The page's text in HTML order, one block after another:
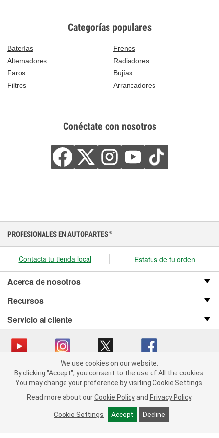
Categorías populares
Baterías
Frenos
Alternadores
Radiadores
Faros
Bujías
Filtros
Arrancadores
Conéctate con nosotros
We use cookies on our website. By clicking "Accept", you consent
to the use of All the cookies.
You may change your preference by visiting Cookie Settings.
Read more about our Cookie Policy and Privacy Policy.
Cookie Settings Accept Decline
PROFESIONALES EN AUTOPARTES ®
Contacta tu tienda local Estatus de tu orden
Acerca de nosotros
Recursos
Servicio al cliente
Copyright © 2008-2026 O’Reilly Auto Parts v OST_3.2.0.0.729 (3) cv1361
catalog_main
Política de privacidad
Ley de transparencia en las cadenas de suministro
We use cookies on our website.
By clicking "Accept", you consent to the use of All the cookies.
You may change your preference by visiting Cookie Settings.
Read more about our Cookie Policy and Privacy Policy.
Cookie Settings Accept Decline